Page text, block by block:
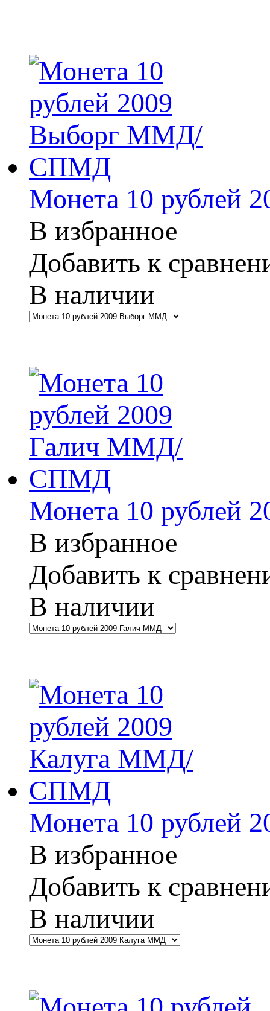
Монета 10
В избранное
Добавить к
В наличии
Монета 10
В избранное
Добавить к
В наличии
Монета 10
В избранное
Добавить к
В наличии